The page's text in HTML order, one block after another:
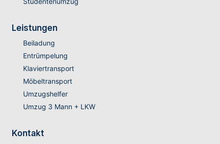
Leistungen
Beiladung
Entrümpelung
Klaviertransport
Möbeltransport
Umzugshelfer
Umzug 3 Mann + LKW
Kontakt